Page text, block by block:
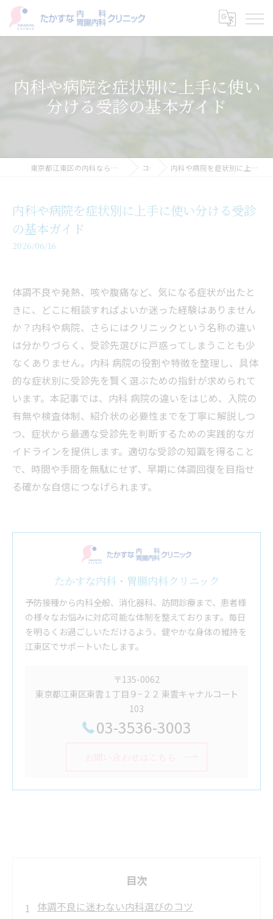
内科や病院を症状別に上手に使い
分ける受診の基本ガイド
東京都江東区の内科ならたかすな内科・胃腸内科クリニック コラム 内科や病院を症状別に上手に使い分ける受診の基本ガイド
内科や病院を症状別に上手に使い分ける受診
の基本ガイド
2026/06/16
体調不良や発熱、咳や腹痛など、気になる症状が出たと
きに、どこに相談すればよいか迷った経験はありません
か？内科や病院、さらにはクリニックという名称の違い
は分かりづらく、受診先選びに戸惑ってしまうことも少
なくありません。内科 病院の役割や特徴を整理し、具体
的な症状別に受診先を賢く選ぶための指針が求められて
います。本記事では、内科 病院の違いをはじめ、入院の
有無や検査体制、紹介状の必要性までを丁寧に解説しつ
つ、症状から最適な受診先を判断するための実践的なガ
イドラインを提供します。適切な受診の知識を得ること
で、時間や手間を無駄にせず、早期に体調回復を目指せ
る確かな自信につなげられます。
たかすな内科・胃腸内科クリニック
予防接種から内科全般、消化器科、訪問診療まで、患者様
の様々なお悩みに対応可能な体制を整えております。毎日
を明るくお過ごしいただけるよう、健やかな身体の維持を
江東区でサポートいたします。
〒135-0062
東京都江東区東雲１丁目９−２２ 東雲キャナルコート
103
03-3536-3003
お問い合わせはこちら
目次
体調不良に迷わない内科選びのコツ